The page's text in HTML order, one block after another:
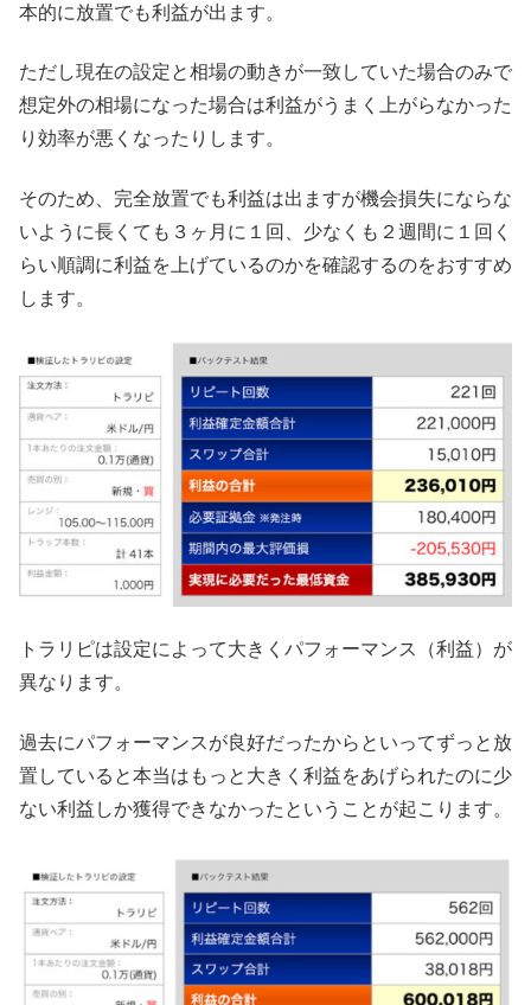
本的に放置でも利益が出ます。
ただし現在の設定と相場の動きが一致していた場合のみで
想定外の相場になった場合は利益がうまく上がらなかった
り効率が悪くなったりします。
そのため、完全放置でも利益は出ますが機会損失にならな
いように長くても３ヶ月に１回、少なくも２週間に１回く
らい順調に利益を上げているのかを確認するのをおすすめ
します。
トラリピは設定によって大きくパフォーマンス（利益）が
異なります。
過去にパフォーマンスが良好だったからといってずっと放
置していると本当はもっと大きく利益をあげられたのに少
ない利益しか獲得できなかったということが起こります。